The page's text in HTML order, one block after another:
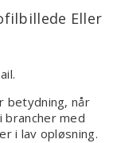
Eller
betydning, når
med
i lav opløsning.